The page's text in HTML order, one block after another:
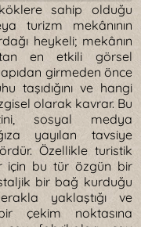
sahip olduğu
turizm mekânının
heykeli; mekânın
en etkili görsel
girmeden önce
taşıdığını ve hangi
olarak kavrar. Bu
sosyal medya
yayılan tavsiye
Özellikle turistik
için bu tür özgün bir
bir bağ kurduğu
yaklaştığı ve
çekim noktasına